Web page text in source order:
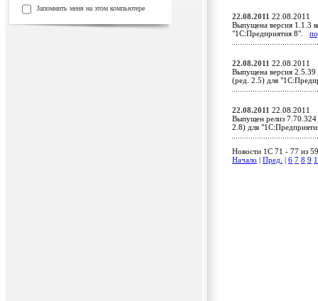
Запомнить меня на этом компьютере
22.08.2011 22.08.2011
Выпущена версия 1.1.3
"1С:Предприятия 8".
22.08.2011 22.08.2011
Выпущена версия 2.5.39
(ред. 2.5) для
22.08.2011 22.08.2011
Выпущен релиз 7.70.324
2.8) для
Новости 1C 71 - 77 из
Начало
Пред. 6 7 8 9